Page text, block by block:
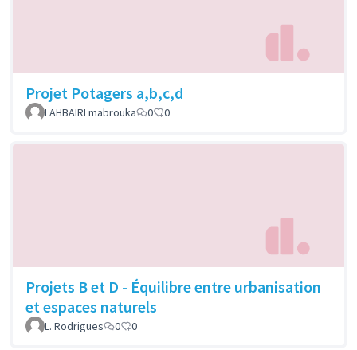
Projet Potagers a,b,c,d
LAHBAIRI mabrouka 0 0
Projets B et D - Équilibre entre urbanisation
et espaces naturels
L. Rodrigues 0 0